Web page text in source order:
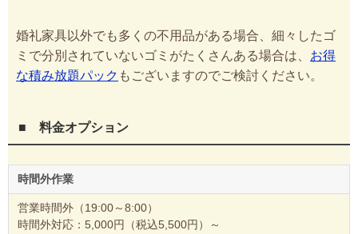
婚礼家具以外でも多くの不用品がある場合、細々したゴ
ミで分別されていないゴミがたくさんある場合は、 お得
な積み放題パック もございますのでご検討ください。
■ 料金オプション
時間外作業
営業時間外（19:00～8:00）
時間外対応：5,000円（税込5,500円）～